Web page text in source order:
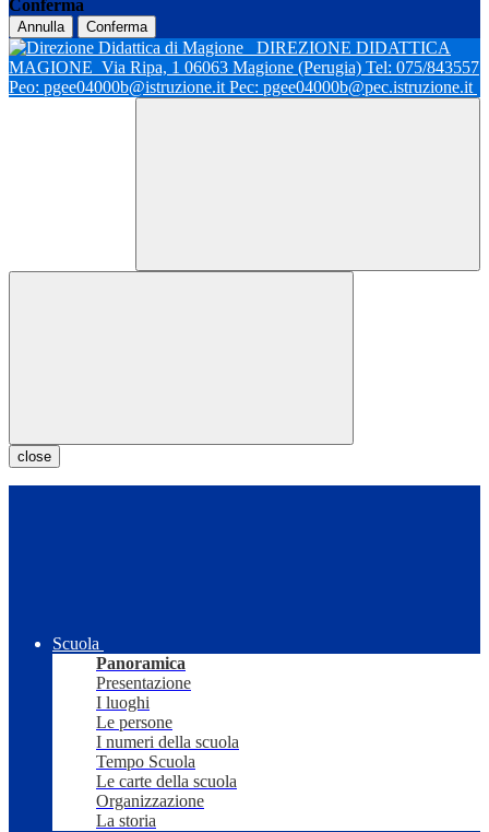
Conferma
Annulla Conferma
DIREZIONE DIDATTICA
MAGIONE Via Ripa, 1 06063 Magione (Perugia) Tel: 075/843557
Peo: pgee04000b@istruzione.it Pec: pgee04000b@pec.istruzione.it
close
Scuola
Panoramica
Presentazione
I luoghi
Le persone
I numeri della scuola
Tempo Scuola
Le carte della scuola
Organizzazione
La storia